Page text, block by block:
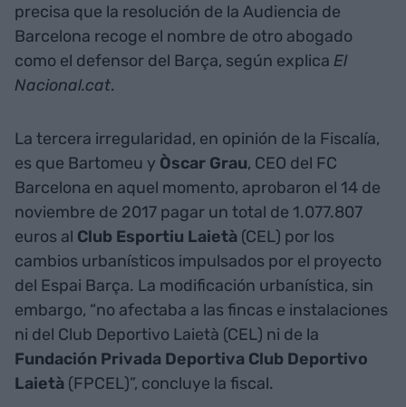
precisa que la resolución de la Audiencia de
Barcelona recoge el nombre de otro abogado
como el defensor del Barça, según explica El
Nacional.cat.
La tercera irregularidad, en opinión de la Fiscalía,
es que Bartomeu y Òscar Grau, CEO del FC
Barcelona en aquel momento, aprobaron el 14 de
noviembre de 2017 pagar un total de 1.077.807
euros al Club Esportiu Laietà (CEL) por los
cambios urbanísticos impulsados por el proyecto
del Espai Barça. La modificación urbanística, sin
embargo, “no afectaba a las fincas e instalaciones
ni del Club Deportivo Laietà (CEL) ni de la
Fundación Privada Deportiva Club Deportivo
Laietà (FPCEL)”, concluye la fiscal.